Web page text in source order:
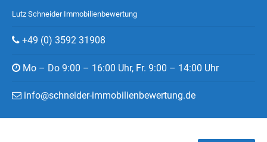
Lutz Schneider Immobilienbewertung
+49 (0) 3592 31908
Mo – Do 9:00 – 16:00 Uhr, Fr. 9:00 – 14:00 Uhr
info@schneider-immobilienbewertung.de